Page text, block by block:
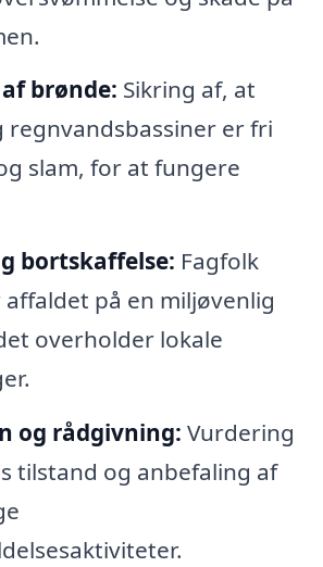
brønde: Sikring af, at
regnvandsbassiner er fri
slam, for at fungere
bortskaffelse: Fagfolk
på en miljøvenlig
overholder lokale
og rådgivning: Vurdering
tilstand og anbefaling af